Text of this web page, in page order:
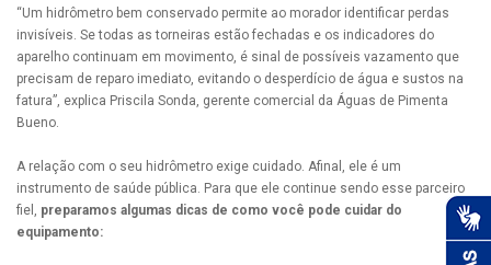
“Um hidrômetro bem conservado permite ao morador identificar perdas
invisíveis. Se todas as torneiras estão fechadas e os indicadores do
aparelho continuam em movimento, é sinal de possíveis vazamento que
precisam de reparo imediato, evitando o desperdício de água e sustos na
fatura”, explica Priscila Sonda, gerente comercial da Águas de Pimenta
Bueno.
A relação com o seu hidrômetro exige cuidado. Afinal, ele é um
instrumento de saúde pública. Para que ele continue sendo esse parceiro
fiel, preparamos algumas dicas de como você pode cuidar do
equipamento: